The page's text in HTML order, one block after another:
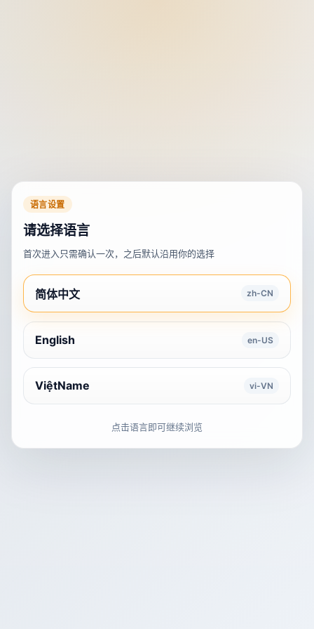
语言设置
请选择语言
首次进入只需确认一次，之后默认沿用你的选择
简体中文 zh-CN
English en-US
ViệtName vi-VN
点击语言即可继续浏览